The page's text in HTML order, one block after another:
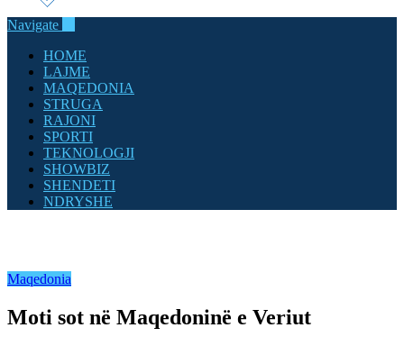
Navigate
HOME
LAJME
MAQEDONIA
STRUGA
RAJONI
SPORTI
TEKNOLOGJI
SHOWBIZ
SHENDETI
NDRYSHE
Maqedonia
Moti sot në Maqedoninë e Veriut